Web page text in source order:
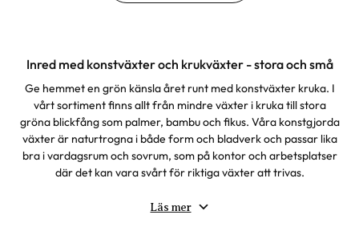
Inred med konstväxter och krukväxter - stora och små
Ge hemmet en grön känsla året runt med konstväxter kruka. I
vårt sortiment finns allt från mindre växter i kruka till stora
gröna blickfång som palmer, bambu och fikus. Våra konstgjorda
växter är naturtrogna i både form och bladverk och passar lika
bra i vardagsrum och sovrum, som på kontor och arbetsplatser
där det kan vara svårt för riktiga växter att trivas.
större fejkväxt att placera på golvet hittar du ett brett urval av
Läs mer